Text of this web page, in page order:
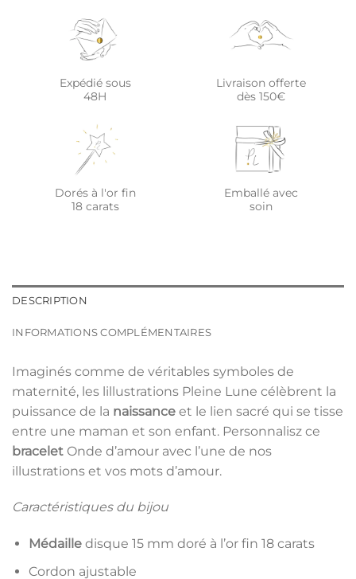
Expédié sous
48H
Livraison offerte
dès 150€
Dorés à l'or fin
18 carats
Emballé avec
soin
DESCRIPTION
INFORMATIONS COMPLÉMENTAIRES
Imaginés comme de véritables symboles de
maternité, les lillustrations Pleine Lune célèbrent la
puissance de la naissance et le lien sacré qui se tisse
entre une maman et son enfant. Personnalisz ce
bracelet Onde d’amour avec l’une de nos
illustrations et vos mots d’amour.
Caractéristiques du bijou
Médaille disque 15 mm doré à l’or fin 18 carats
Cordon ajustable